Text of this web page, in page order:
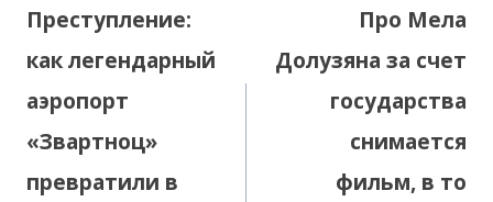
записям
Преступление:
как легендарный
аэропорт
«Звартноц»
превратили в
Про Мела
Долузяна за счет
государства
снимается
фильм, в то